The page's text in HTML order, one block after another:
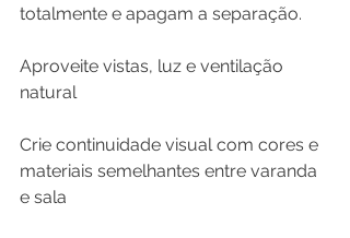
totalmente e apagam a separação.
Aproveite vistas, luz e ventilação
natural
Crie continuidade visual com cores e
materiais semelhantes entre varanda
e sala